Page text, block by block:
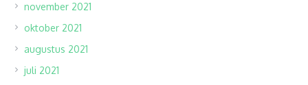
november 2021
oktober 2021
augustus 2021
juli 2021